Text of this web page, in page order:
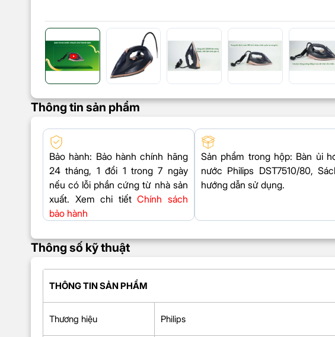
Thông tin sản phẩm
Bảo hành: Bảo hành chính hãng
24 tháng, 1 đổi 1 trong 7 ngày
nếu có lỗi phần cứng từ nhà sản
xuất. Xem chi tiếtChính sách
bảo hành
Sản phẩm trong hộp: Bàn ủi
nước Philips DST7510/80,
hướng dẫn sử dụng.
Thông số kỹ thuật
THÔNG TIN SẢN PHẨM
Thương hiệu Philips